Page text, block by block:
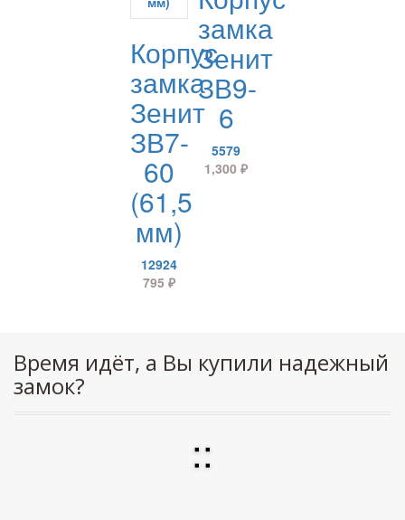
Корпус
замка
Зенит
ЗВ7-
60
(61,5
мм)
12924
795 ₽
замка
Зенит
ЗВ9-
6
5579
1,300₽
Время идёт, а Вы купили надежный
замок?
::